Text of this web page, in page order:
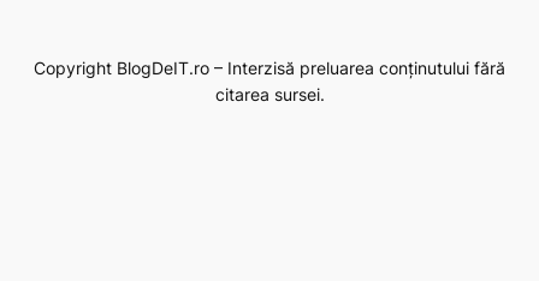
Copyright BlogDeIT.ro – Interzisă preluarea conținutului fără
citarea sursei.